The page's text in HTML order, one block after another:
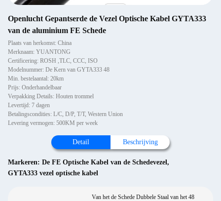
Openlucht Gepantserde de Vezel Optische Kabel GYTA333
van de aluminium FE Schede
Plaats van herkomst: China
Merknaam: YUANTONG
Certificering: ROSH ,TLC, CCC, ISO
Modelnummer: De Kern van GYTA333 48
Min. bestelaantal: 20km
Prijs: Onderhandelbaar
Verpakking Details: Houten trommel
Levertijd: 7 dagen
Betalingscondities: L/C, D/P, T/T, Western Union
Levering vermogen: 500KM per week
Detail Beschrijving
Markeren: De FE Optische Kabel van de Schedevezel,
GYTA333 vezel optische kabel
Van het de Schede Dubbele Staal van het 48